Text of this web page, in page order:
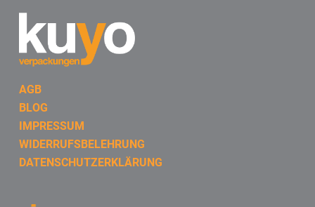
AGB
BLOG
IMPRESSUM
WIDERRUFSBELEHRUNG
DATENSCHUTZERKLÄRUNG